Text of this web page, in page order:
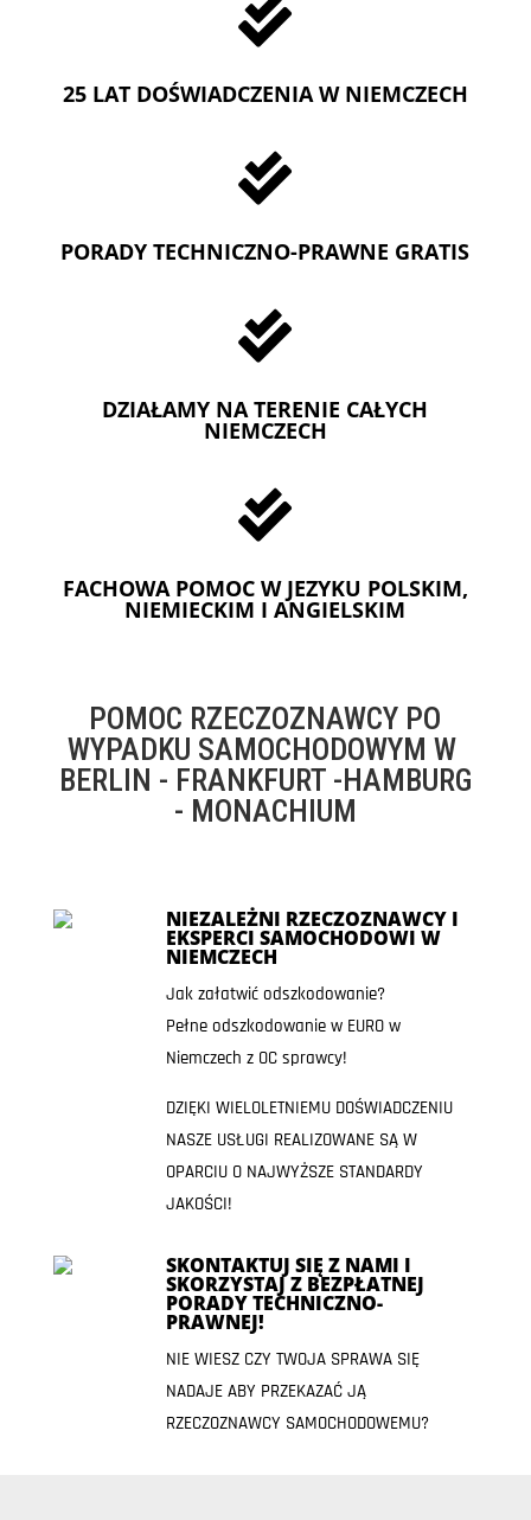

25 LAT DOŚWIADCZENIA W NIEMCZECH

PORADY TECHNICZNO-PRAWNE GRATIS

DZIAŁAMY NA TERENIE CAŁYCH
NIEMCZECH

FACHOWA POMOC W JEZYKU POLSKIM,
NIEMIECKIM I ANGIELSKIM
POMOC RZECZOZNAWCY PO
WYPADKU SAMOCHODOWYM W
BERLIN - FRANKFURT -HAMBURG
- MONACHIUM
NIEZALEŻNI RZECZOZNAWCY I
EKSPERCI SAMOCHODOWI W
NIEMCZECH
Jak załatwić odszkodowanie?
Pełne odszkodowanie w EURO w
Niemczech z OC sprawcy!
DZIĘKI WIELOLETNIEMU DOŚWIADCZENIU
NASZE USŁUGI REALIZOWANE SĄ W
OPARCIU O NAJWYŻSZE STANDARDY
JAKOŚCI!
SKONTAKTUJ SIĘ Z NAMI I
SKORZYSTAJ Z BEZPŁATNEJ
PORADY TECHNICZNO-
PRAWNEJ!
NIE WIESZ CZY TWOJA SPRAWA SIĘ
NADAJE ABY PRZEKAZAĆ JĄ
RZECZOZNAWCY SAMOCHODOWEMU?